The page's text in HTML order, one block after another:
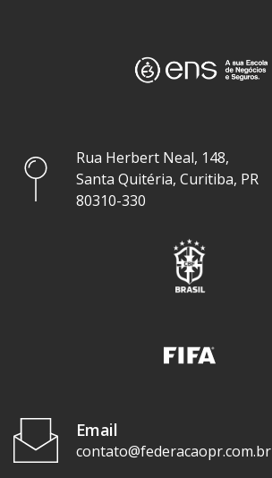
Rua Herbert Neal, 148,
Santa Quitéria, Curitiba, PR
80310-330
Email
contato@federacaopr.com.br